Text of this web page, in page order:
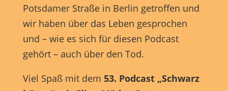
Potsdamer Straße in Berlin getroffen und
wir haben über das Leben gesprochen
und – wie es sich für diesen Podcast
gehört – auch über den Tod.
Viel Spaß mit dem 53. Podcast „Schwarz
Datenschutzeinstellungen
Essenziell (1)
die einwandfreie Funktion der Website erforderlich.
Cookie-Informationen anzeigen
Marketing (1)